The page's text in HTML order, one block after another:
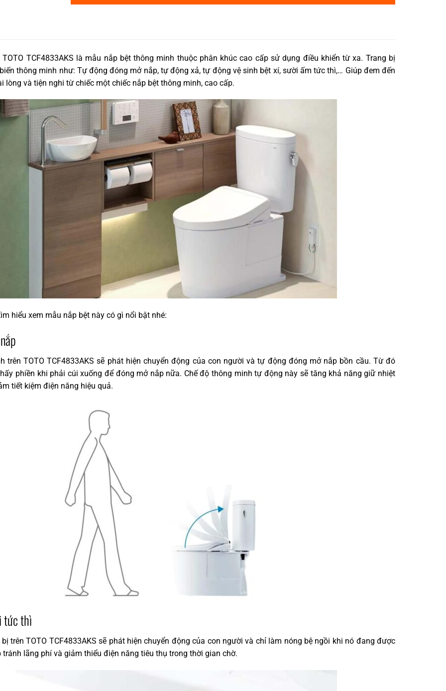
TCF4833AKS là mẫu nắp bệt thông minh thuộc phân khúc cao cấp sử dụng điều khiển từ xa. Trang bị
thông minh như: Tự động đóng mở nắp, tự động xả, tự động vệ sinh bệt xí, sười ấm tức thì,… Giúp đem đến
lòng và tiện nghi từ chiếc một chiếc nắp bệt thông minh, cao cấp.
hiểu xem mẫu nắp bệt này có gì nổi bật nhé:
trên TOTO TCF4833AKS sẽ phát hiện chuyển động của con người và tự động đóng mở nắp bồn cầu. Từ đó
phiền khi phải cúi xuống để đóng mở nắp nữa. Chế độ thông minh tự động này sẽ tăng khả năng giữ nhiệt
tiết kiệm điện năng hiệu quả.
tức thì
trên TOTO TCF4833AKS sẽ phát hiện chuyển động của con người và chỉ làm nóng bệ ngồi khi nó đang được
lãng phí và giảm thiểu điện năng tiêu thụ trong thời gian chờ.